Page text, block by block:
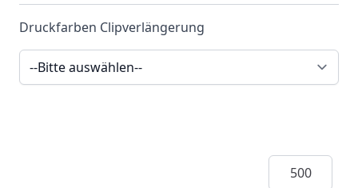
Druckfarben Clipverlängerung
Menge